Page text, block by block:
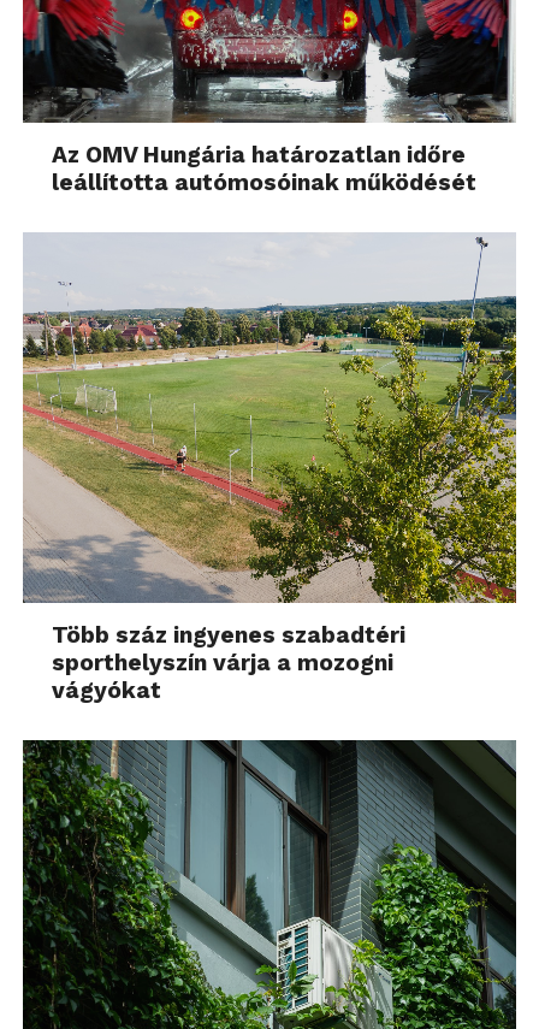
Az OMV Hungária határozatlan időre
leállította autómosóinak működését
Több száz ingyenes szabadtéri
sporthelyszín várja a mozogni
vágyókat